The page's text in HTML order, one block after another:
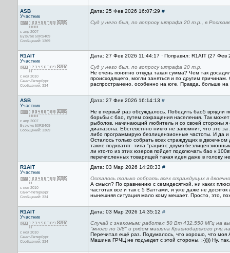
ASB
Участник
с апр 2007
Бузулук 50RS409
Сообщений: 1369
Дата: 25 Фев 2026 16:07:29 #
Суд у него был, по вопросу штрафа 20 т.р., в
R1AIT
Участник
с ноя 2010
Санкт-Петербург
Сообщений: 334
Дата: 27 Фев 2026 11:44:17 · Поправил: R1AIT (27 Фев
Суд у него был, по вопросу штрафа 20 т.р.
Не очень понятно откуда такая сумма? Чем так
происходящего, могли заняться и по другим
распространено, особенно на юге. Правда, больше на
ASB
Участник
с апр 2007
Бузулук 50RS409
Сообщений: 1369
Дата: 27 Фев 2026 16:14:13 #
Не в первый раз обсуждалось. Победить бао5 врядли
борьбы с бао, путем сокращения населения. Так может
рыболов, начинающий любитель и со своей стороны
диапазона. Ебстевстнно никто не запомнит, что это
либо программирую безлицензионные частоты. И да
Осталось только собрать всех страждущих в
также подхватят- типа "рация с двумя
ли кто-то из этих юзеров пойдет подключать бао к
перечисленных товарищей такая идея даже в голову
R1AIT
Участник
с ноя 2010
Санкт-Петербург
Сообщений: 334
Дата: 03 Мар 2026 14:28:33 #
Осталось только собрать всех страждущих в
А смысл? По сравнению с семидесяткой, ни каких
частотах все и так с 5 Ваттами, и уже даже не
нынешняя ситуация мало кому мешает. Просто, это,
R1AIT
Участник
с ноя 2010
Санкт-Петербург
Сообщений: 334
Дата: 03 Мар 2026 14:35:12 #
Случай с знакомым: работал 50 Вт 432,550 МГц на
"много по 5/8" и рядом машина Краснодарского рчц
Перечитал ещё раз. Подумалось, что хорошо, что моя
Машина ГРЧЦ не подъедет с этой стороны. :-)))) Ну,